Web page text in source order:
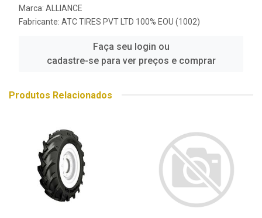
Marca: ALLIANCE
Fabricante: ATC TIRES PVT LTD 100% EOU (1002)
Faça seu login ou
cadastre-se para ver preços e comprar
Produtos Relacionados